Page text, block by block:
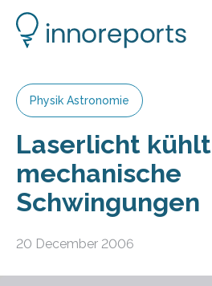
Physik Astronomie
Laserlicht kühlt
mechanische
Schwingungen
20 December 2006